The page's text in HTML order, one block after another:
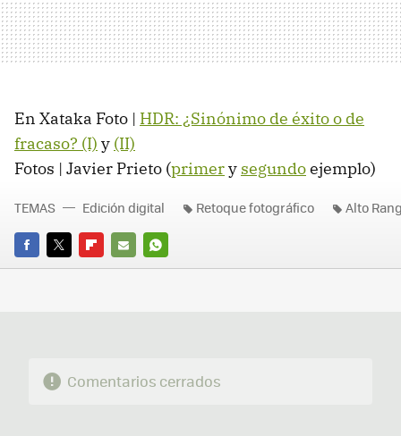
En Xataka Foto | HDR: ¿Sinónimo de éxito o de
fracaso? (I) y (II)
Fotos | Javier Prieto (primery segundoejemplo)
FACEBOOK
TWITTERFLIPBOARD
E-
WHATSAPP
TEMAS Edición digital Retoque fotográfico Alto
Comentarios cerrados